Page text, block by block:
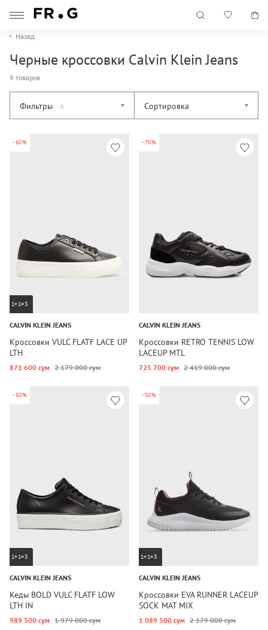
Назад
Черные кроссовки Calvin Klein Jeans
9 товаров
Фильтры 4 Сортировка
-60%
1+1=3
CALVIN KLEIN JEANS
Кроссовки VULC FLATF LACE UP
LTH
871 600 сум 2 179 000 сум
-70%
CALVIN KLEIN JEANS
Кроссовки RETRO TENNIS LOW
LACEUP MTL
725 700 сум 2 419 000 сум
-50%
1+1=3
CALVIN KLEIN JEANS
Кеды BOLD VULC FLATF LOW
LTH IN
989 500 сум 1 979 000 сум
-50%
1+1=3
CALVIN KLEIN JEANS
Кроссовки EVA RUNNER LACEUP
SOCK MAT MIX
1 089 500 сум 2 179 000 сум